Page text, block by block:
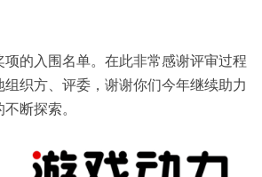
的入围名单。在此非常感谢评审过程
织方、评委，谢谢你们今年继续助力
断探索。